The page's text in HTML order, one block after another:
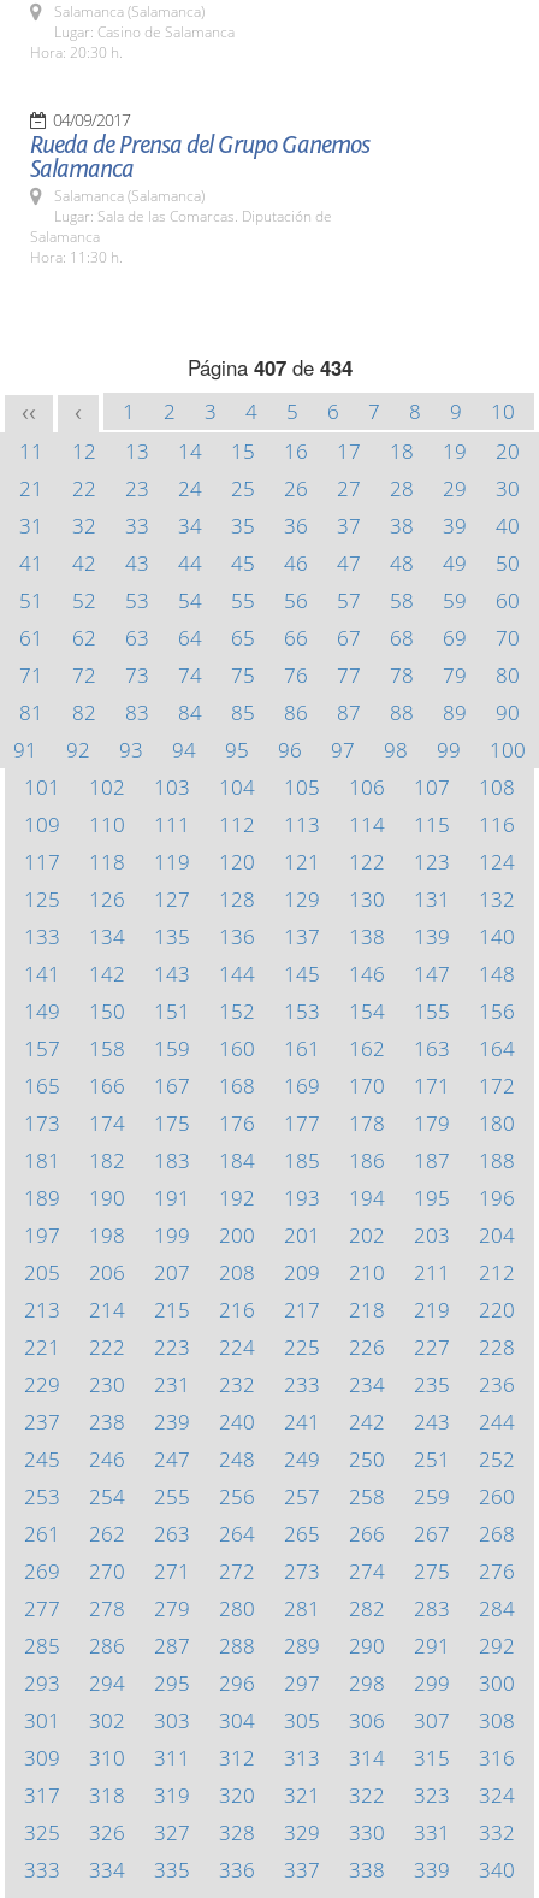
Salamanca (Salamanca)
Lugar: Casino de Salamanca
Hora: 20:30 h.
04/09/2017
Rueda de Prensa del Grupo Ganemos
Salamanca
Salamanca (Salamanca)
Lugar: Sala de las Comarcas. Diputación de
Salamanca
Hora: 11:30 h.
Página 407de 434
<< < 1 2 3 4 5 6 7 8 9
10
11
12 13 14 15 16 17 18 19
20
21
22 23 24 25 26 27 28 29
30
31
32 33 34 35 36 37 38 39
40
41
42 43 44 45 46 47 48 49
50
51
52 53 54 55 56 57 58 59
60
61
62 63 64 65 66 67 68 69
70
71
72 73 74 75 76 77 78 79
80
81
82 83 84 85 86 87 88 89
90
91
92 93 94 95 96 97 98 99
100
101
102 103 104 105 106 107
108
109
110 111 112 113 114 115
116
117
118 119 120 121 122 123
124
125
126 127 128 129 130 131
132
133
134 135 136 137 138 139
140
141
142 143 144 145 146 147
148
149
150 151 152 153 154 155
156
157
158 159 160 161 162 163
164
165
166 167 168 169 170 171
172
173
174 175 176 177 178 179
180
181
182 183 184 185 186 187
188
189
190 191 192 193 194 195
196
197
198 199 200 201 202 203
204
205
206 207 208 209 210 211
212
213
214 215 216 217 218 219
220
221
222 223 224 225 226 227
228
229
230 231 232 233 234 235
236
237
238 239 240 241 242 243
244
245
246 247 248 249 250 251
252
253
254 255 256 257 258 259
260
261
262 263 264 265 266 267
268
269
270 271 272 273 274 275
276
277
278 279 280 281 282 283
284
285
286 287 288 289 290 291
292
293
294 295 296 297 298 299
300
301
302 303 304 305 306 307
308
309
310 311 312 313 314 315
316
317
318 319 320 321 322 323
324
325
326 327 328 329 330 331
332
333
334 335 336 337 338 339
340